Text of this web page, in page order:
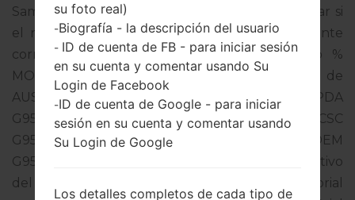
Samsung Galaxy S8 Plus, pero no olvide verificar si
el número de modelo de su teléfono inteligente
corresponde al número de modelo indicado %
MODEL%. El código del firmware es BST de
AUSTRALIA. El producto viene con la versión PDA
G955USQS5CRH1 y la versión CSC
G955UOYN5CRH1,Versión de MODEM
G955USQS5CRH1. La versión del sistema operativo
del firmware dado es Android Oreo 8.0.0. Tutorial
su foto real)
-Biografía - la descripción del usuario
- ID de cuenta de FB - para iniciar sesión
en su cuenta y comentar usando Su
Login de Facebook
-ID de cuenta de Google - para iniciar
sesión en su cuenta y comentar usando
Su Login de Google
Los detalles completos de cada tipo de